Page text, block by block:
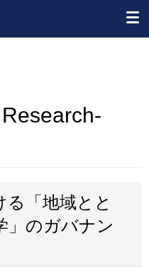
る「地域とと
」のガバナン